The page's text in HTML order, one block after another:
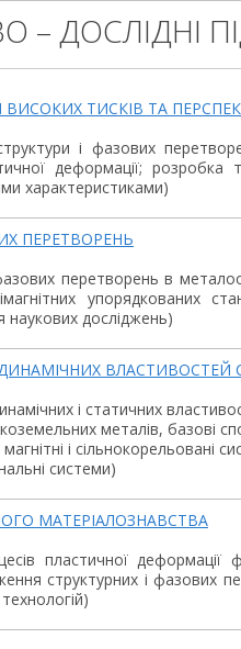
– ДОСЛІДНІ
ВИСОКИХ ТИСКІВ ТА
і фазових
деформації;
характеристиками)
ПЕРЕТВОРЕНЬ
перетворень в
упорядкованих
наукових досліджень)
ДИНАМІЧНИХ
і статичних
металів, базові
і сільнокорельовані
системи)
МАТЕРІАЛОЗНАВСТВА
пластичної деформації
структурних і фазових